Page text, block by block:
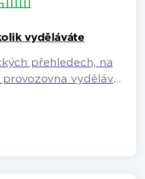
vyděláváte
přehledech, na
vydělává